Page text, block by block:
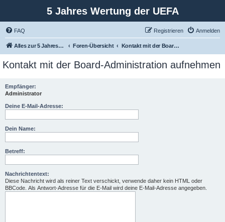
5 Jahres Wertung der UEFA
FAQ Anmelden
Registrieren
Alles zur 5 Jahreswertung / Tabelle der UEFA mit vielen Statistiken. Foren-Übersicht Kontakt mit der Board-Administration aufnehmen
Kontakt mit der Board-Administration aufnehmen
Empfänger:
Administrator
Deine E-Mail-Adresse:
Dein Name:
Betreff:
Nachrichtentext:
Diese Nachricht wird als reiner Text verschickt, verwende daher kein HTML oder
BBCode. Als Antwort-Adresse für die E-Mail wird deine E-Mail-Adresse angegeben.